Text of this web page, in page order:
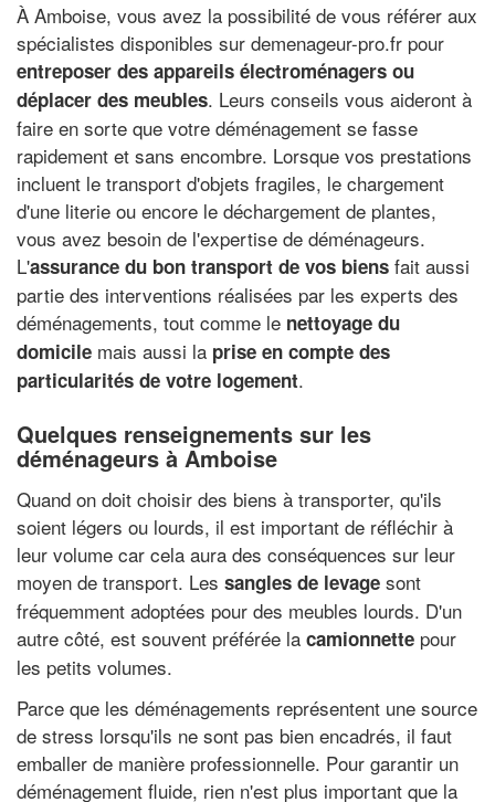
À Amboise, vous avez la possibilité de vous référer aux
spécialistes disponibles sur demenageur-pro.fr pour
entreposer des appareils électroménagers ou
déplacer des meubles. Leurs conseils vous aideront à
faire en sorte que votre déménagement se fasse
rapidement et sans encombre. Lorsque vos prestations
incluent le transport d'objets fragiles, le chargement
d'une literie ou encore le déchargement de plantes,
vous avez besoin de l'expertise de déménageurs.
L'assurance du bon transport de vos biens fait aussi
partie des interventions réalisées par les experts des
déménagements, tout comme le nettoyage du
domicile mais aussi la prise en compte des
particularités de votre logement.
Quelques renseignements sur les
déménageurs à Amboise
Quand on doit choisir des biens à transporter, qu'ils
soient légers ou lourds, il est important de réfléchir à
leur volume car cela aura des conséquences sur leur
moyen de transport. Les sangles de levage sont
fréquemment adoptées pour des meubles lourds. D'un
autre côté, est souvent préférée la camionnette pour
les petits volumes.
Parce que les déménagements représentent une source
de stress lorsqu'ils ne sont pas bien encadrés, il faut
emballer de manière professionnelle. Pour garantir un
déménagement fluide, rien n'est plus important que la